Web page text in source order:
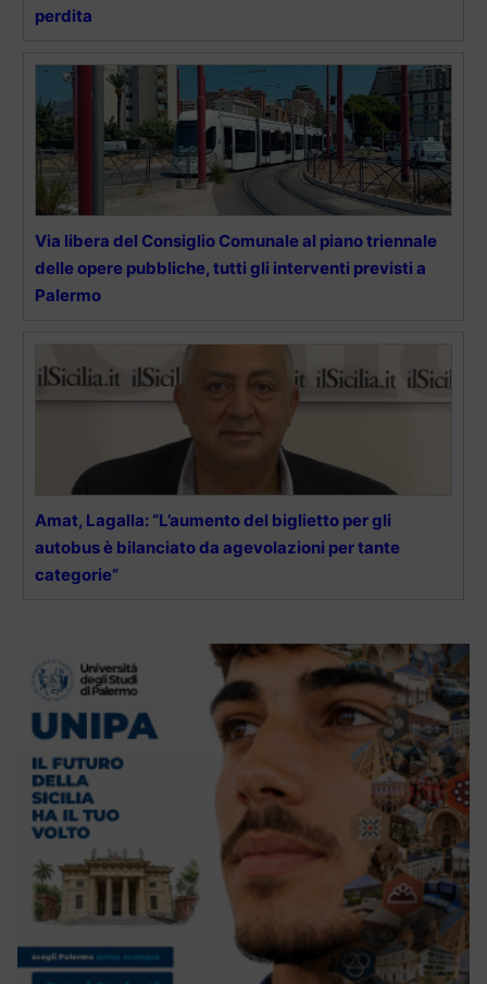
perdita
Via libera del Consiglio Comunale al piano triennale
delle opere pubbliche, tutti gli interventi previsti a
Palermo
Amat, Lagalla: “L’aumento del biglietto per gli
autobus è bilanciato da agevolazioni per tante
categorie”